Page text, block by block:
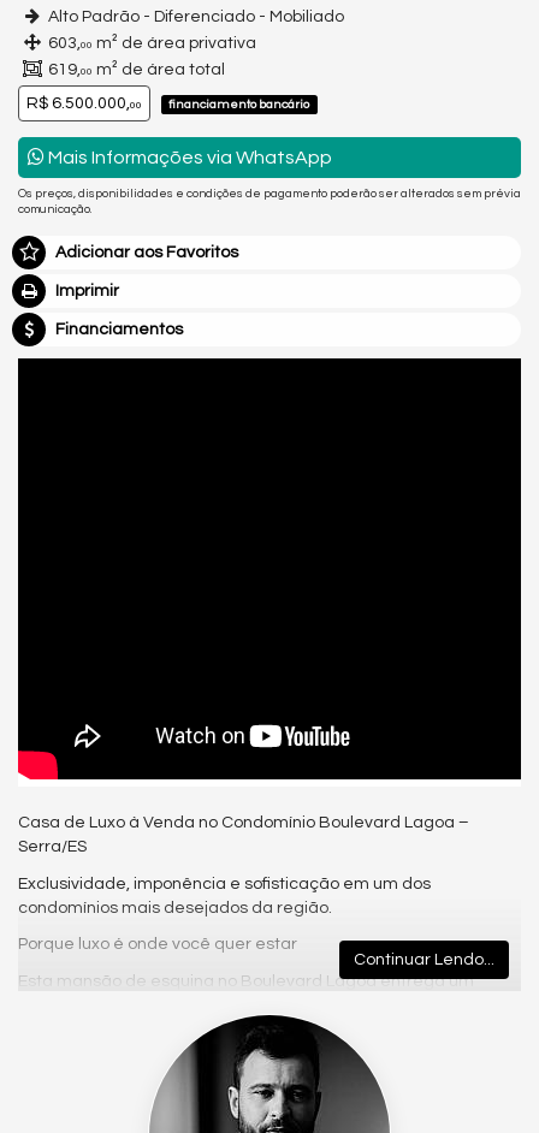
Alto Padrão - Diferenciado - Mobiliado
603,00 m² de área privativa
619,00 m² de área total
R$ 6.500.000,00 financiamento bancário
Mais Informações via WhatsApp
Os preços, disponibilidades e condições de pagamento poderão ser alterados sem prévia
comunicação.
Adicionar aos Favoritos
Imprimir
Financiamentos
Casa de Luxo à Venda no Condomínio Boulevard Lagoa –
Serra/ES
Exclusividade, imponência e sofisticação em um dos
condomínios mais desejados da região.
Porque luxo é onde você quer estar
Esta mansão de esquina no Boulevard Lagoa entrega um
natureza e uma vista privilegiada para a reserva. Um imóvel
pensado para quem valoriza conforto, privacidade e alto
padrão em cada detalhe.
Condomínio Boulevard Lagoa – Serra/ES
Continuar Lendo...